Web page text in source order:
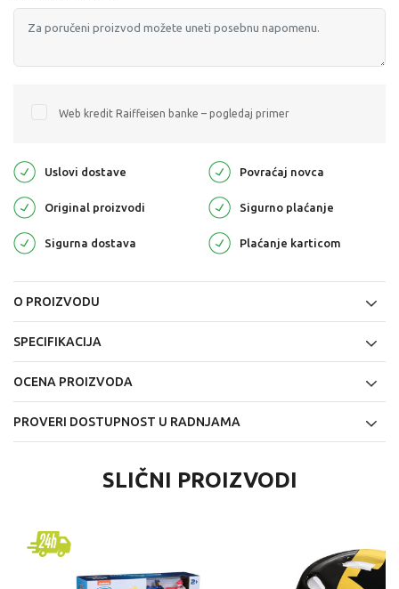
Web kredit Raiffeisen banke – pogledaj primer
Uslovi dostave Povraćaj novca
Original proizvodi Sigurno plaćanje
Sigurna dostava Plaćanje karticom
O PROIZVODU
SPECIFIKACIJA
OCENA PROIZVODA
PROVERI DOSTUPNOST U RADNJAMA
SLIČNI PROIZVODI